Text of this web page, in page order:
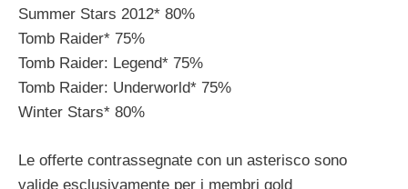
Summer Stars 2012* 80%
Tomb Raider* 75%
Tomb Raider: Legend* 75%
Tomb Raider: Underworld* 75%
Winter Stars* 80%
Le offerte contrassegnate con un asterisco sono
valide esclusivamente per i membri gold